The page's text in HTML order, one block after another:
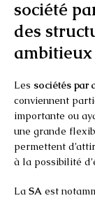
société
des
ambitieux
Les sociétés par
conviennent
importante ou
une grande
permettent
à la possibilité
La SA est